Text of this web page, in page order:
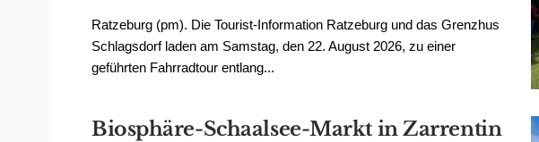
Ratzeburg (pm). Die Tourist-Information Ratzeburg und das Grenzhus
Schlagsdorf laden am Samstag, den 22. August 2026, zu einer
geführten Fahrradtour entlang...
Biosphäre-Schaalsee-Markt in Zarrentin